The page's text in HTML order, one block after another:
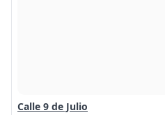
Calle 9 de Julio